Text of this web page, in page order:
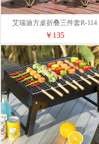
艾瑞迪方桌折叠三件套R-114
￥135